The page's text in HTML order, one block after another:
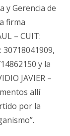
y Gerencia de
firma
– CUIT:
30718041909,
y la
JAVIER –
allí
por la